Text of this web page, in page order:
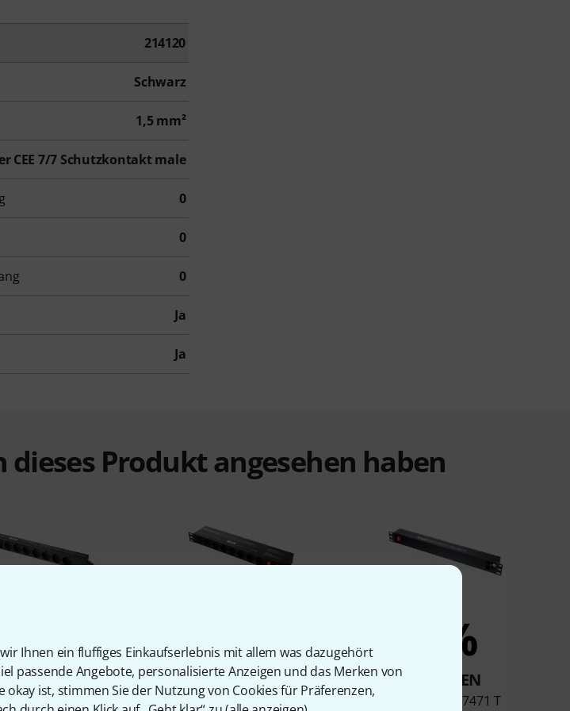
Ihnen ein fluffiges Einkaufserlebnis mit allem was dazugehört
passende Angebote, personalisierte Anzeigen und das Merken von
okay ist, stimmen Sie der Nutzung von Cookies für Präferenzen,
214120
Schwarz
1,5 mm²
CEE 7/7 Schutzkontakt male
0
0
0
Ja
Ja
Produkt angesehen haben
8%
KAUFTEN
Power 8
6%
KAUFTEN
the t.racks Power 16 S
4%
KAUFTEN
Adam Hall 87471 T